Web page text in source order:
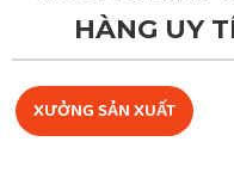
HÀNG UY
XƯỞNG SẢN XUẤT